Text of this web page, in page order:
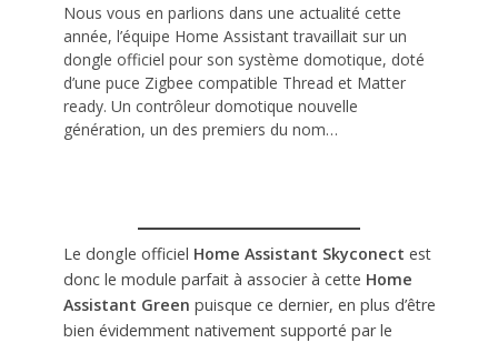
Nous vous en parlions dans une actualité cette
année, l’équipe Home Assistant travaillait sur un
dongle officiel pour son système domotique, doté
d’une puce Zigbee compatible Thread et Matter
ready. Un contrôleur domotique nouvelle
génération, un des premiers du nom…
Le dongle officiel Home Assistant Skyconect est
donc le module parfait à associer à cette Home
Assistant Green puisque ce dernier, en plus d’être
bien évidemment nativement supporté par le